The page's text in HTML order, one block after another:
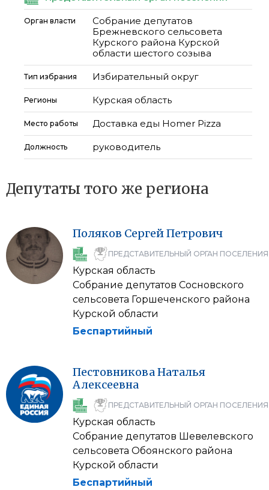
Орган власти
Собрание депутатов
Брежневского сельсовета
Курского района Курской
области шестого созыва
Тип избрания Избирательный округ
Регионы Курская область
Место работы Доставка еды Homer Pizza
Должность руководитель
Депутаты того же региона
Поляков СергейПетрович
ПРЕДСТАВИТЕЛЬНЫЙ ОРГАН ПОСЕЛЕНИЯ
Курская область
Собрание депутатов Сосновского
сельсовета Горшеченского района
Курской области
Беспартийный
ПестовниковаНаталья
Алексеевна
ПРЕДСТАВИТЕЛЬНЫЙ ОРГАН ПОСЕЛЕНИЯ
Курская область
Собрание депутатов Шевелевского
сельсовета Обоянского района
Курской области
Беспартийный